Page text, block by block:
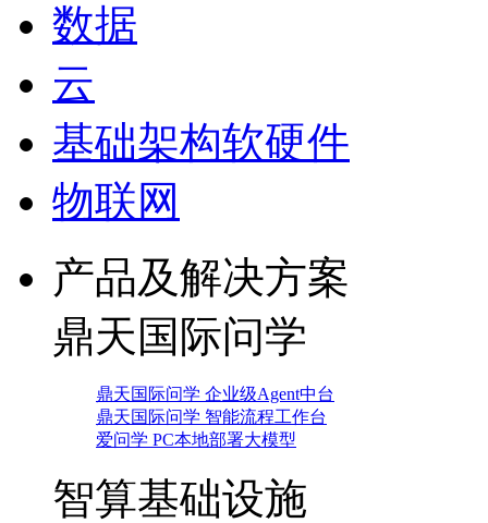
数据
云
基础架构软硬件
物联网
产品及解决方案
鼎天国际问学
鼎天国际问学 企业级Agent中台
鼎天国际问学 智能流程工作台
爱问学 PC本地部署大模型
智算基础设施